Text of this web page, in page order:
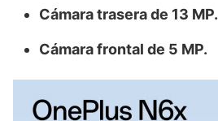
Cámara trasera de 13 MP.
Cámara frontal de 5 MP.